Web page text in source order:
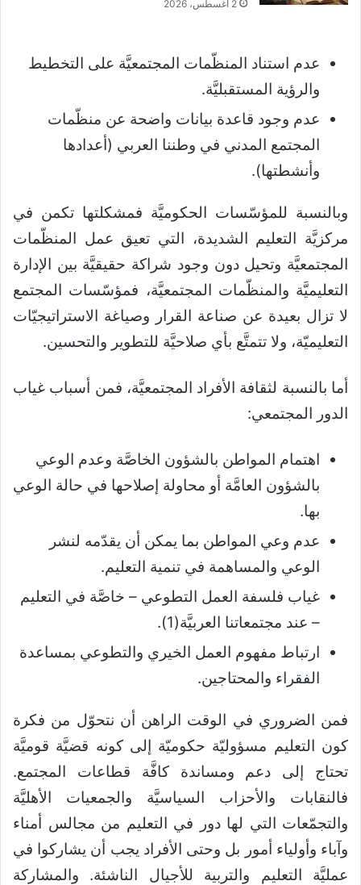
2 أغسطس، 2026
عدم استناد المنظّمات المجتمعيَّة على التخطيط
والرؤية المستقبليَّة.
عدم وجود قاعدة بيانات واضحة عن منظّمات
المجتمع المدني في وطننا العربي (أعدادها
وأنشطتها).
وبالنسبة للمؤسّسات الحكوميَّة فمشكلتها تكمن في
مركزيَّة التعليم الشديدة، التي تعيق عمل المنظّمات
المجتمعيَّة وتحيل دون وجود شراكة حقيقيَّة بين الإدارة
التعليميَّة والمنظّمات المجتمعيَّة، فمؤسّسات المجتمع
لا تزال بعيدة عن صناعة القرار وصياغة الاستراتيجيّات
التعليميّة، ولا تتمتَّع بأي صلاحيَّة للتطوير والتحسين.
أما بالنسبة لثقافة الأفراد المجتمعيَّة، فمن أسباب غياب
الدور المجتمعي:
اهتمام المواطن بالشؤون الخاصَّة وعدم الوعي
بالشؤون العامَّة أو محاولة إصلاحها في حالة الوعي
بها.
عدم وعي المواطن بما يمكن أن يقدّمه لنشر
الوعي والمساهمة في تنمية التعليم.
غياب فلسفة العمل التطوعي – خاصَّة في التعليم
– عند مجتمعاتنا العربيَّة(1)
.
ارتباط مفهوم العمل الخيري والتطوعي بمساعدة
الفقراء والمحتاجين.
فمن الضروري في الوقت الراهن أن نتحوّل من فكرة
كون التعليم مسؤوليّة حكوميّة إلى كونه قضيَّة قوميَّة
تحتاج إلى دعم ومساندة كافَّة قطاعات المجتمع.
فالنقابات والأحزاب السياسيَّة والجمعيات الأهليَّة
والتجمّعات التي لها دور في التعليم من مجالس أمناء
وآباء وأولياء أمور بل وحتى الأفراد يجب أن يشاركوا في
عمليَّة التعليم والتربية للأجيال الناشئة. والمشاركة